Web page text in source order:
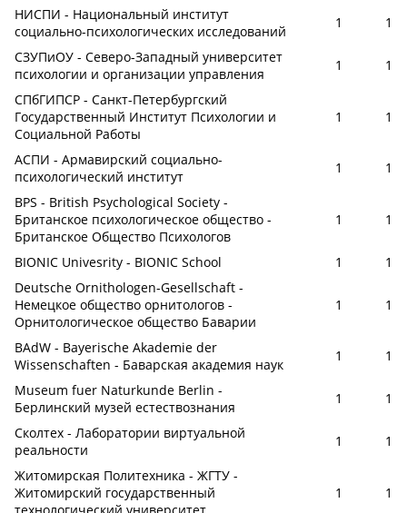
НИСПИ - Национальный институт
социально-психологических исследований
1
1
СЗУПиОУ - Северо-Западный университет
психологии и организации управления
1
1
СПбГИПСР - Санкт-Петербургский
Государственный Институт Психологии и
Социальной Работы
1 1
АСПИ - Армавирский социально-
психологический институт
1
1
BPS - British Psychological Society -
Британское психологическое общество -
Британское Общество Психологов
1 1
BIONIC Univesrity - BIONIC School 1
1
Deutsche Ornithologen-Gesellschaft -
Немецкое общество орнитологов -
Орнитологическое общество Баварии
1 1
BAdW - Bayerische Akademie der
Wissenschaften - Баварская академия наук
1
1
Museum fuer Naturkunde Berlin -
Берлинский музей естествознания
1
1
Сколтех - Лаборатории виртуальной
реальности
1
1
Житомирская Политехника - ЖГТУ -
Житомирский государственный
1 1